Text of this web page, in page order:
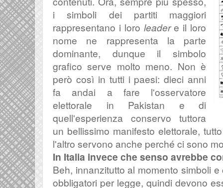
i simboli dei partiti maggiori
rappresentano i loro leadere il loro
nome ne rappresenta la parte
dominante, dunque il simbolo
grafico serve molto meno. Non è
però così in tutti i paesi: dieci anni
fa andai a fare l'osservatore
elettorale in Pakistan e di
quell'esperienza conservo tuttora
un bellissimo manifesto elettorale,
l'altro servono anche perché ci sono
In Italia invece che senso avrebbe
Beh, innanzitutto al momento simboli
obbligatori per legge, quindi devono